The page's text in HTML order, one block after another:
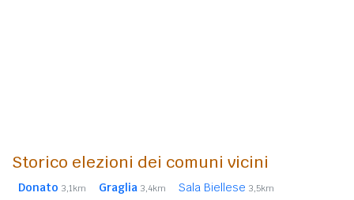
Storico elezioni dei comuni vicini
Donato 3,1km Graglia 3,4km Sala Biellese 3,5km